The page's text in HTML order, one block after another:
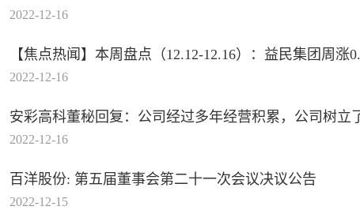
2022-12-16
【焦点热闻】本周盘点（12.12-12.16）：益民集团周
2022-12-16
安彩高科董秘回复：公司经过多年经营积累，公司树立
2022-12-16
百洋股份: 第五届董事会第二十一次会议决议公告
2022-12-15